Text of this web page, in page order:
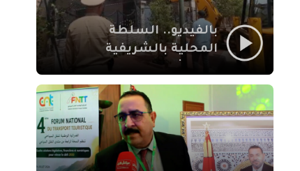
بالفيديو.. السلطة
المحلية بالشريفية
بنايات غير قانونية بإقامة
الإيمان